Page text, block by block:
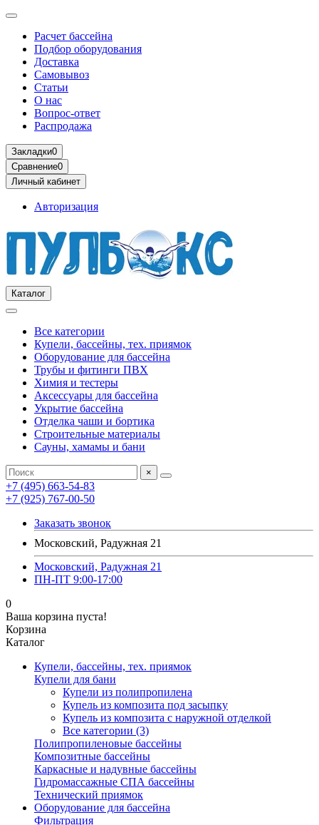
Расчет бассейна
Подбор оборудования
Доставка
Самовывоз
Статьи
О нас
Вопрос-ответ
Распродажа
Закладки0
Сравнение0
Личный кабинет
Авторизация
Каталог
Все категории
Купели, бассейны, тех. приямок
Оборудование для бассейна
Трубы и фитинги ПВХ
Химия и тестеры
Аксессуары для бассейна
Укрытие бассейна
Отделка чаши и бортика
Строительные материалы
Сауны, хамамы и бани
×
+7 (495) 663-54-83
+7 (925) 767-00-50
Заказать звонок
Московский, Радужная 21
Московский, Радужная 21
ПН-ПТ 9:00-17:00
0
Ваша корзина пуста!
Корзина
Каталог
Купели, бассейны, тех. приямок
Купели для бани
Купели из полипропилена
Купель из композита под засыпку
Купель из композита с наружной отделкой
Все категории (3)
Полипропиленовые бассейны
Композитные бассейны
Каркасные и надувные бассейны
Гидромассажные СПА бассейны
Технический приямок
Оборудование для бассейна
Фильтрация